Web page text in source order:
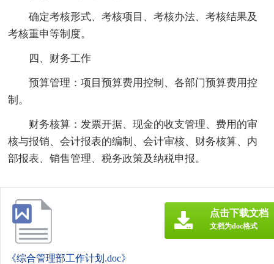
确定考核形式、考核项目、考核办法、考核结果及
考核重申等制度。
四、财务工作
预算管理：项目预算费用控制、各部门预算费用控
制。
财务核算：发票开据、现金的收支管理、费用的审
核与报销、会计报表的编制、会计审核、财务核算、内
部报表、销售管理、税务政策及纳税申报。
《综合管理部工作计划.doc》
点击下载文档
文档为doc格式